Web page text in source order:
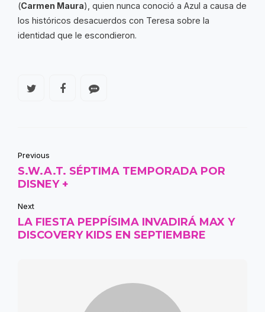
(Carmen Maura), quien nunca conoció a Azul a causa de
los históricos desacuerdos con Teresa sobre la
identidad que le escondieron.
Previous
S.W.A.T. SÉPTIMA TEMPORADA POR
DISNEY +
Next
LA FIESTA PEPPÍSIMA INVADIRÁ MAX Y
DISCOVERY KIDS EN SEPTIEMBRE